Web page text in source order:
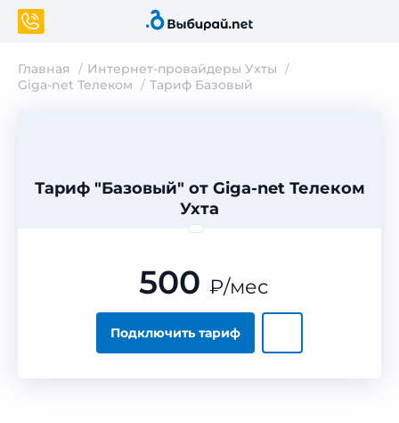
Главная
Интернет-провайдеры Ухты
Giga-net Телеком
Тариф Базовый
Тариф "Базовый" от Giga-net Телеком
Ухта
Подключить тариф
500 ₽/мес